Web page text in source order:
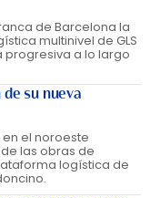
de Barcelona la
multinivel de GLS
progresiva a lo largo
su nueva
el noroeste
las obras de
logística de